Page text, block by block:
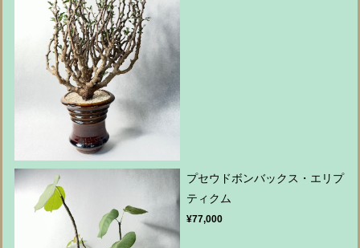
プセウドボンバックス・エリプ
ティクム
¥77,000